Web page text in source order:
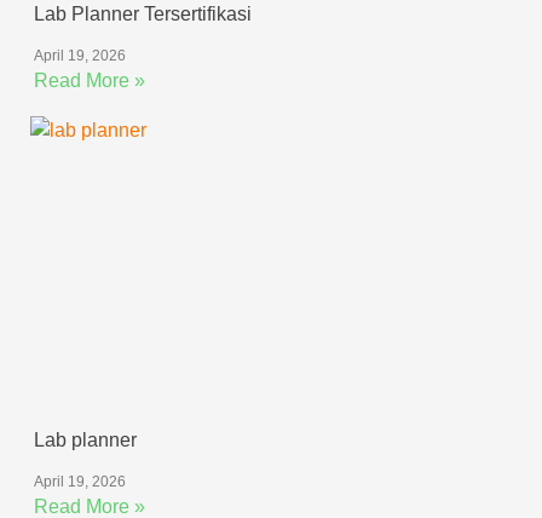
Lab Planner Tersertifikasi
April 19, 2026
Read More »
Lab planner
April 19, 2026
Read More »